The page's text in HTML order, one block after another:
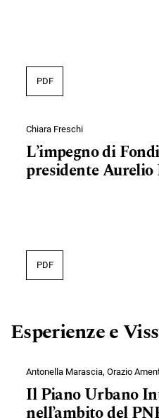
PDF
Chiara Freschi
L’impegno di
presidente Aurelio
PDF
Esperienze e
Antonella Marascia, Orazio
Il Piano Urbano
nell’ambito del